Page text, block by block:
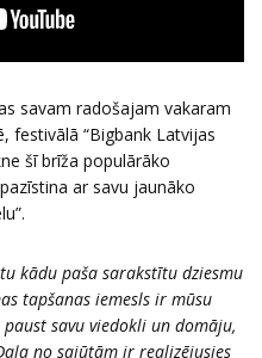
savam radošajam vakaram
festivālā “Bigbank Latvijas
šī brīža populārāko
ar savu jaunāko
kādu paša sarakstītu dziesmu
tapšanas iemesls ir mūsu
savu viedokli un domāju,
no sajūtām ir realizējusies